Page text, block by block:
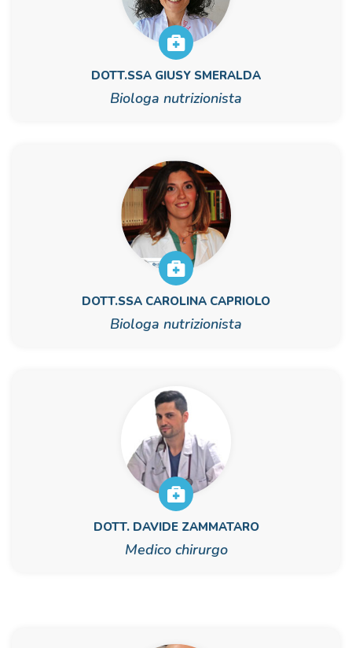
DOTT.SSA GIUSY SMERALDA
Biologa nutrizionista
DOTT.SSA CAROLINA CAPRIOLO
Biologa nutrizionista
DOTT. DAVIDE ZAMMATARO
Medico chirurgo